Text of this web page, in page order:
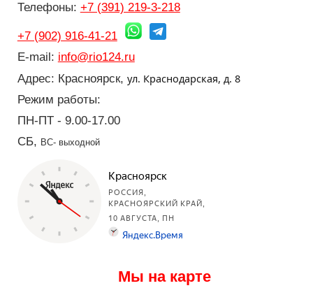
Телефоны: +7 (391) 219-3-218
+7 (902) 916-41-21
E-mail: info@rio124.ru
Адрес: Красноярск, ул. Краснодарская, д. 8
Режим работы:
ПН-ПТ - 9.00-17.00
СБ, ВС- выходной
Мы на карте